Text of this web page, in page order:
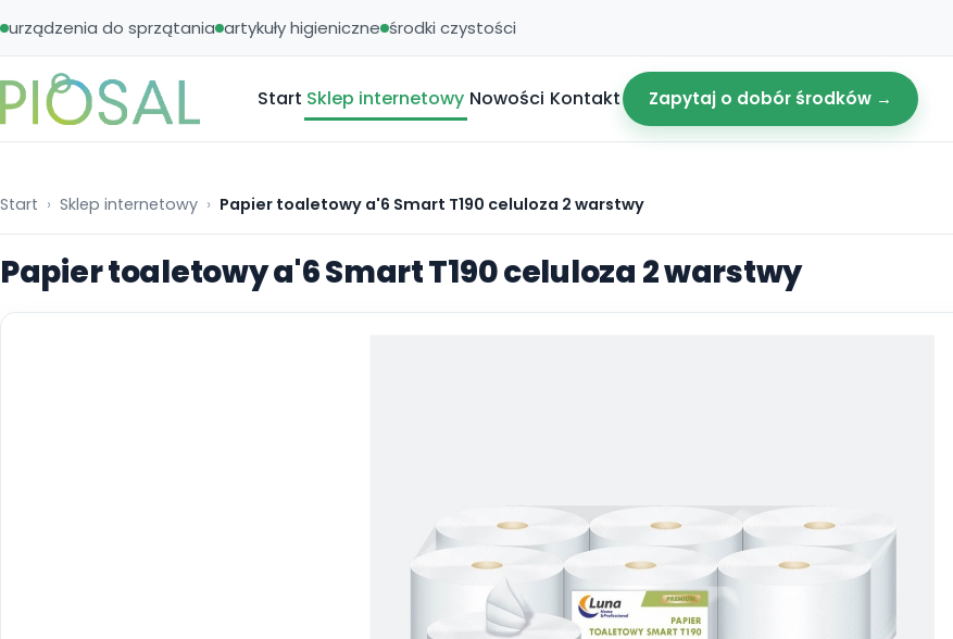
urządzenia do sprzątania artykuły higieniczne środki czystości
Start Sklep internetowy Nowości Kontakt Zapytaj o dobór środków →
Start Sklep internetowy Papier toaletowy a'6 Smart T190 celuloza 2 warstwy
Papier toaletowy a'6 Smart T190 celuloza 2 warstwy